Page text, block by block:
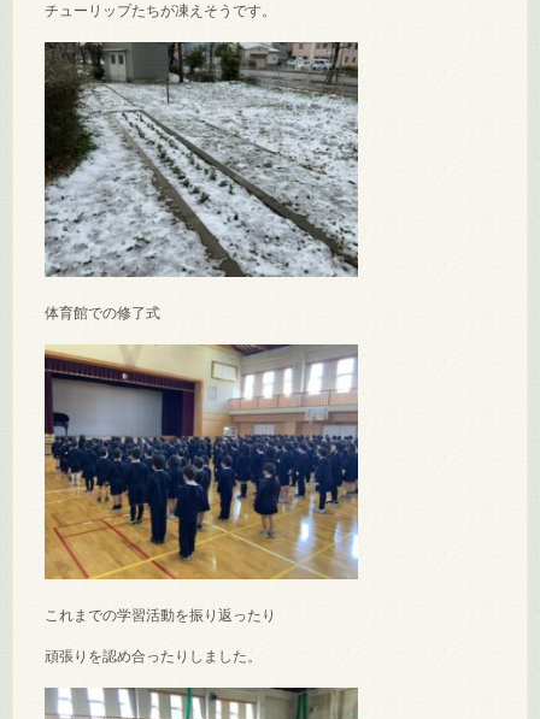
チューリップたちが凍えそうです。
体育館での修了式
これまでの学習活動を振り返ったり
頑張りを認め合ったりしました。